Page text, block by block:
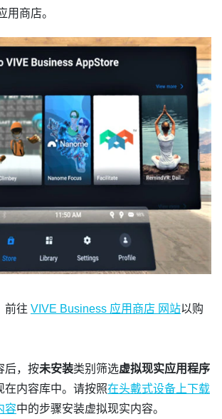
用商店。
前往 VIVE Business 应用商店 网站以购
后，按未安装类别筛选虚拟现实应用程序
在内容库中。请按照在头戴式设备上下载
容中的步骤安装虚拟现实内容。